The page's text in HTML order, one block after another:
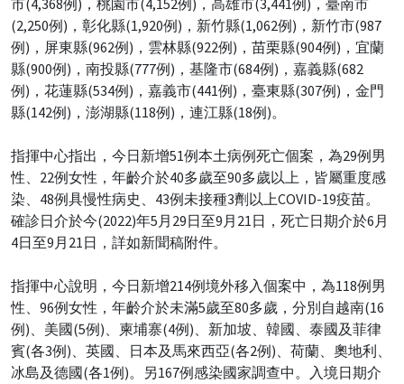
(2,250例)，彰化縣(1,920例)，新竹縣(1,062例)，新竹市(987
例)，屏東縣(962例)，雲林縣(922例)，苗栗縣(904例)，宜蘭
縣(900例)，南投縣(777例)，基隆市(684例)，嘉義縣(682
例)，花蓮縣(534例)，嘉義市(441例)，臺東縣(307例)，金門
縣(142例)，澎湖縣(118例)，連江縣(18例)。
指揮中心指出，今日新增51例本土病例死亡個案，為29例男
性、22例女性，年齡介於40多歲至90多歲以上，皆屬重度感
染、48例具慢性病史、43例未接種3劑以上COVID-19疫苗。
確診日介於今(2022)年5月29日至9月21日，死亡日期介於6月
4日至9月21日，詳如新聞稿附件。
指揮中心說明，今日新增214例境外移入個案中，為118例男
性、96例女性，年齡介於未滿5歲至80多歲，分別自越南(16
例)、美國(5例)、柬埔寨(4例)、新加坡、韓國、泰國及菲律
賓(各3例)、英國、日本及馬來西亞(各2例)、荷蘭、奧地利、
冰島及德國(各1例)。另167例感染國家調查中。入境日期介